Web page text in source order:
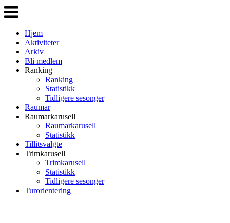
Veksle
navigasjon
Hjem
Aktiviteter
Arkiv
Bli medlem
Ranking
Ranking
Statistikk
Tidligere sesonger
Raumar
Raumarkarusell
Raumarkarusell
Statistikk
Tillitsvalgte
Trimkarusell
Trimkarusell
Statistikk
Tidligere sesonger
Turorientering